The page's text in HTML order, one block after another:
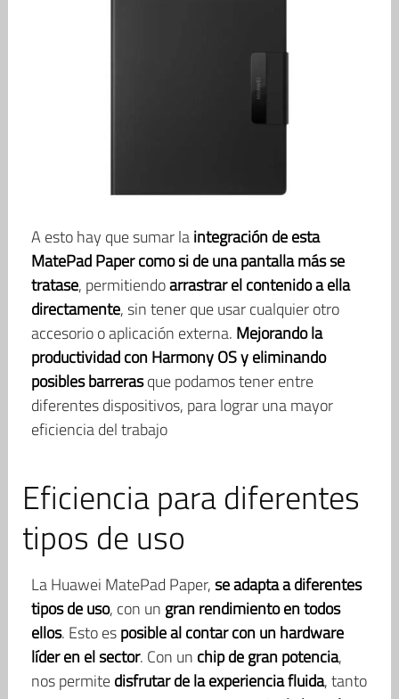
A esto hay que sumar laintegración de esta
MatePad Paper como si de una pantalla más se
tratase, permitiendoarrastrar el contenido a ella
directamente, sin tener que usar cualquier otro
accesorio o aplicación externa. Mejorando la
productividad con Harmony OS y eliminando
posibles barrerasque podamos tener entre
diferentes dispositivos, para lograr una mayor
eficiencia del trabajo
Eficiencia para diferentes
tipos de uso
La Huawei MatePad Paper,se adapta a diferentes
tipos de uso, con un gran rendimiento en todos
ellos. Esto esposible al contar con un hardware
líder en el sector. Con un chip de gran potencia,
nos permitedisfrutar de la experiencia fluida, tanto